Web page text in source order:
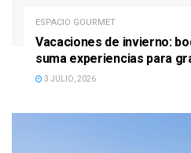
ESPACIO GOURMET
Vacaciones de invierno:
suma experiencias para
3 JULIO, 2026